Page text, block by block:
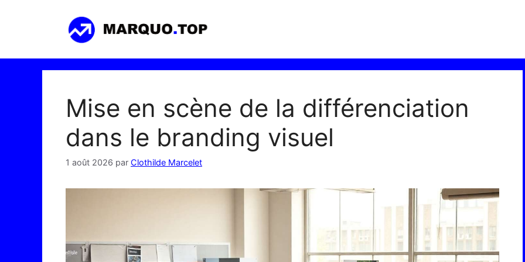
Mise en scène de la différenciation
dans le branding visuel
1 août 2026 par Clothilde Marcelet